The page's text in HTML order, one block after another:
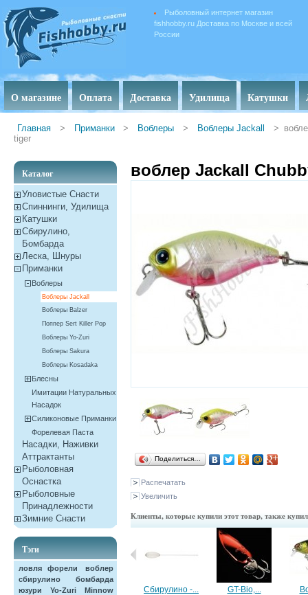
Рыболовный интернет магазин
fishhobby.ru Доставка по Москве и всей
России
О магазине Оплата Доставка Удилища Катушки
Главная > Приманки > Воблеры > Воблеры Jackall >
tiger
Каталог
Уловистые Снасти
Спиннинги, Удилища
Катушки
Сбирулино,
Бомбарда
Леска, Шнуры
Приманки
Воблеры
Воблеры Jackall
Воблеры Balzer
Поппер Sert Killer Pop
Воблеры Yo-Zuri
Воблеры Sakura
Воблеры Kosadaka
Блесны
Имитации Натуральных
Насадок
Силиконовые Приманки
Форелевая Паста
Насадки, Наживки
Aттрактанты
Рыболовная
Оснастка
Рыболовные
Принадлежности
Зимние Снасти
Тэги
ловля форели
воблер
сбирулино
бомбарда
юзури
Yo-Zuri
Minnow
воблер Jackall
Поделиться…
Распечатать
Увеличить
Клиенты, которые купили этот товар, также
воблер... Сбирулино -... GT-Bio,...